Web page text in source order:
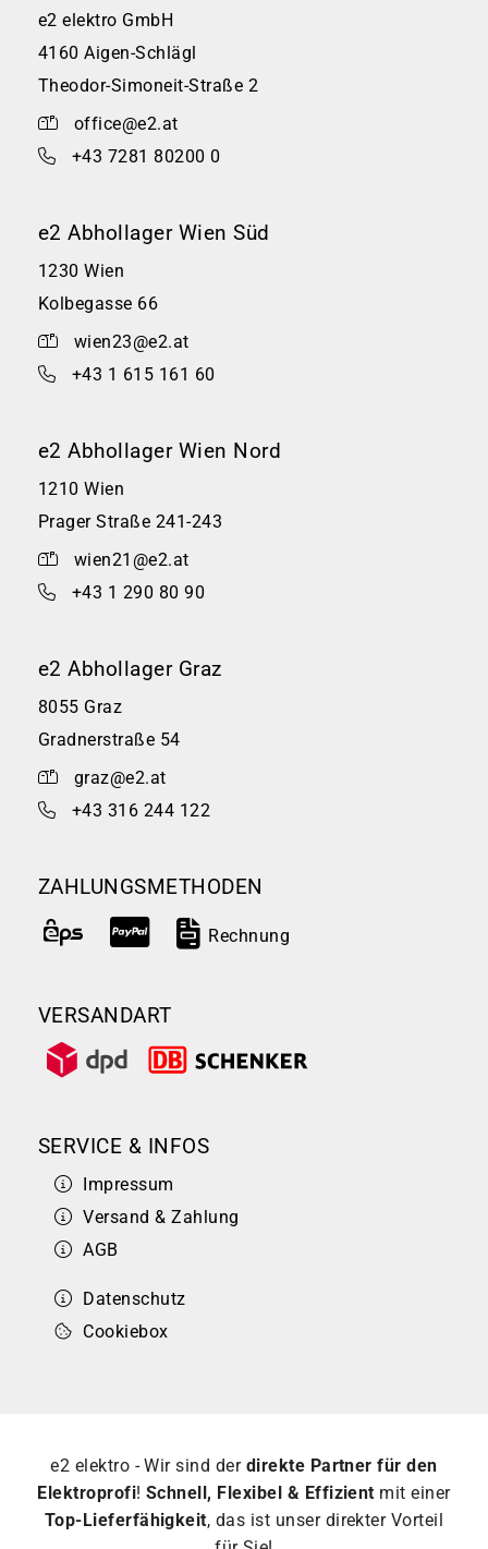
e2 elektro GmbH
4160 Aigen-Schlägl
Theodor-Simoneit-Straße 2
office@e2.at
+43 7281 80200 0
e2 Abhollager Wien Süd
1230 Wien
Kolbegasse 66
wien23@e2.at
+43 1 615 161 60
e2 Abhollager Wien Nord
1210 Wien
Prager Straße 241-243
wien21@e2.at
+43 1 290 80 90
e2 Abhollager Graz
8055 Graz
Gradnerstraße 54
graz@e2.at
+43 316 244 122
ZAHLUNGSMETHODEN
Rechnung
VERSANDART
SERVICE & INFOS
Impressum
Versand & Zahlung
AGB
Datenschutz
Cookiebox
e2 elektro - Wir sind der direkte Partner für den
Elektroprofi! Schnell, Flexibel & Effizient mit einer
Top-Lieferfähigkeit, das ist unser direkter Vorteil